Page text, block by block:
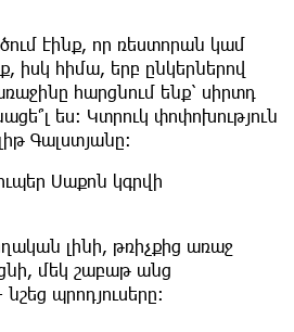
էինք, որ ռեստորան կամ
իսկ հիմա, երբ ընկերներով
հարցնում ենք՝ սիրտդ
ես: Կտրուկ փոփոխություն
Գալստյանը:
Սաքոն կգրվի
լինի, թռիչքից առաջ
մեկ շաբաթ անց
պրոդյուսերը: